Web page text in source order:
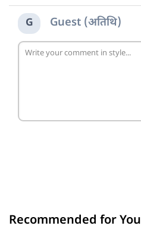
G Guest (अतिथि)
Recommended for You